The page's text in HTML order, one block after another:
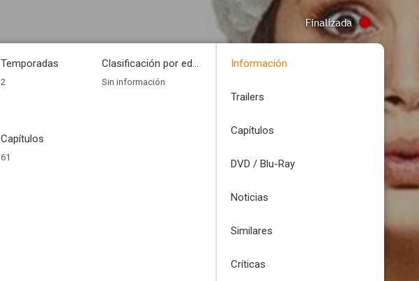
Finalizada
Temporadas
2
Clasificación por edades
Sin información
Capítulos
61
Información
Trailers
Capítulos
DVD / Blu-Ray
Noticias
Similares
Críticas